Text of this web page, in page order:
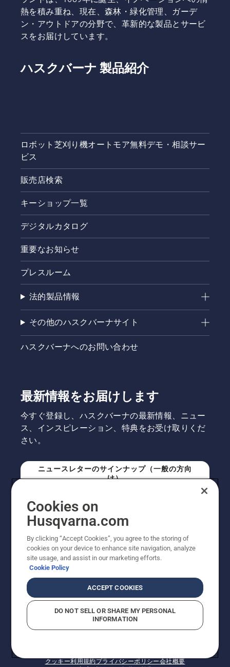
熱を積み重ね、現在、森林・緑化管理、ガーデ
ン・アウトドアの分野で、革新的な製品とサービ
スをお届けしています。
ハスクバーナ 製品紹介
ロボット芝刈り機オートモア無料デモ・相談サー
ビス
販売店検索
キーショップ一覧
デジタルカタログ
重要なお知らせ
プレスルーム
法的製品情報
その他のハスクバーナサイト
ハスクバーナへのお問い合わせ
最新情報をお届けします
今すぐ登録し、ハスクバーナの最新情報、ニュー
ス、インスピレーション、特典をお受け取りくだ
さい。
ニュースレターのサインナップ（一般の方向
け）
ニュースレターのサインアップ（プロの方向
け）
© Husqvarna AB (publ). All rights reserved. 表示価格
は、メーカー希望小売価格 (税込) です。掲載写真は一部
クッキー利用規約プライバシーポリシー会社概要
Cookies on
Husqvarna.com
By clicking “Accept Cookies”, you agree to the storing of
cookies on your device to enhance site navigation, analyze
site usage, and assist in our marketing efforts.
Cookie Policy
ACCEPT COOKIES
DO NOT SELL OR SHARE MY PERSONAL
INFORMATION